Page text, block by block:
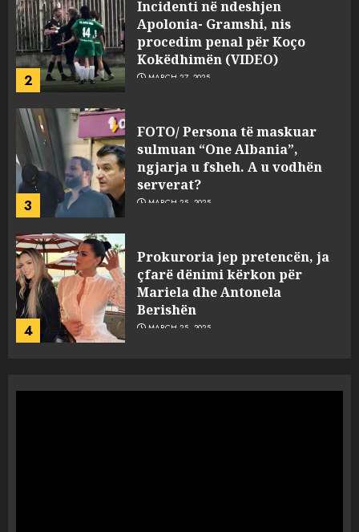
2
Incidenti në ndeshjen
Apolonia- Gramshi, nis
procedim penal për Koço
Kokëdhimën (VIDEO)
MARCH 27, 2025
3
FOTO/ Persona të maskuar
sulmuan “One Albania”,
ngjarja u fsheh. A u vodhën
serverat?
MARCH 25, 2025
4
Prokuroria jep pretencën, ja
çfarë dënimi kërkon për
Mariela dhe Antonela
Berishën
MARCH 25, 2025